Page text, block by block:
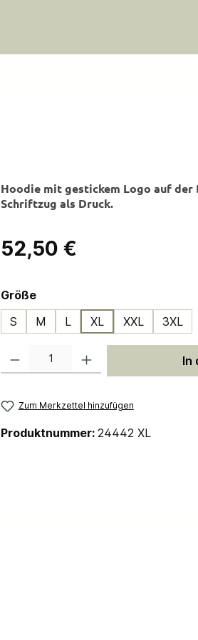
Hoodie mit gestickem Logo auf der
Schriftzug als Druck.
Regulärer Preis:
52,50 €
Größeauswählen
S
M L XL XXL 3XL
In
Zum Merkzettel hinzufügen
Produktnummer: 24442 XL